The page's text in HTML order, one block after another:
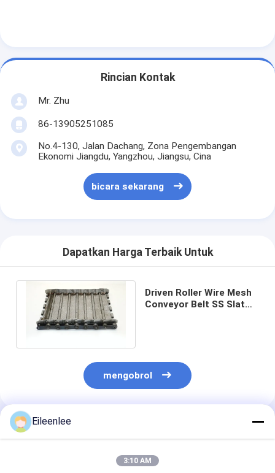
Rincian Kontak
Mr. Zhu
86-13905251085
No.4-130, Jalan Dachang, Zona Pengembangan
Ekonomi Jiangdu, Yangzhou, Jiangsu, Cina
bicara sekarang
Dapatkan Harga Terbaik Untuk
Driven Roller Wire Mesh
Conveyor Belt SS Slat
mengobrol
Rekomendasi Produk
Eileenlee
3:10 AM